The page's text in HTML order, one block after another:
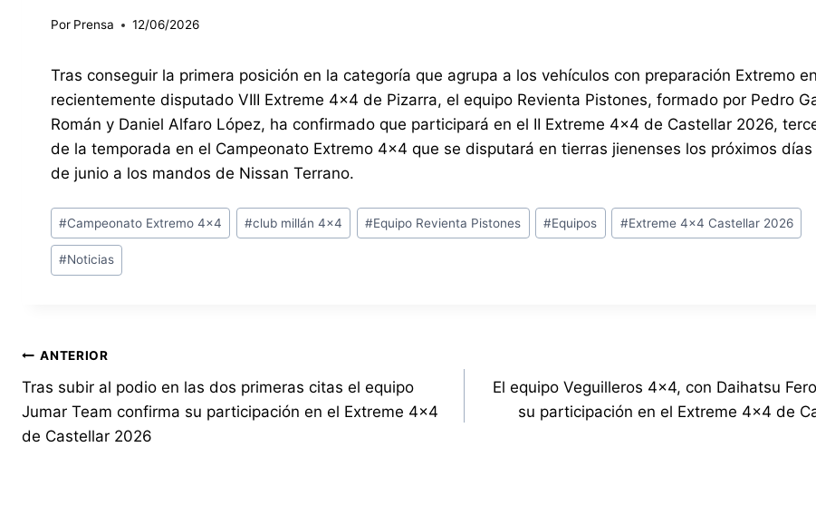
Por Prensa 12/06/2026
Tras conseguir la primera posición en la categoría que agrupa a los vehículos con preparación Extremo
recientemente disputado VIII Extreme 4×4 de Pizarra, el equipo Revienta Pistones, formado por Pedro
Román y Daniel Alfaro López, ha confirmado que participará en el II Extreme 4×4 de Castellar 2026,
de la temporada en el Campeonato Extremo 4×4 que se disputará en tierras jienenses los próximos días
de junio a los mandos de Nissan Terrano.
Etiquetas
de
la
#Campeonato Extremo 4x4 #club millán 4x4 #Equipo Revienta Pistones #Equipos #Extreme 4x4 Castellar 2026
#Noticias
Navegación
de
entradas
ANTERIOR
Tras subir al podio en las dos primeras citas el equipo
Jumar Team confirma su participación en el Extreme 4×4
de Castellar 2026
El equipo Veguilleros 4×4, con Daihatsu
su participación en el Extreme 4×4 de